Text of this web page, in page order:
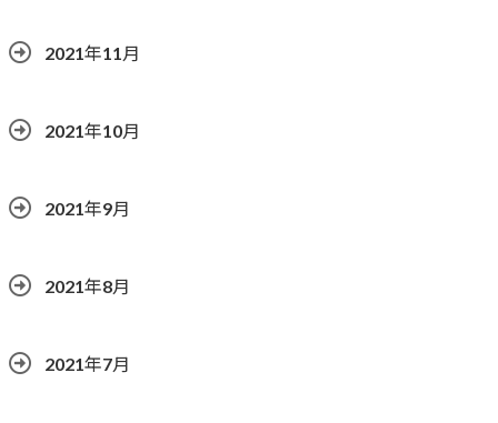
2021年11月
2021年10月
2021年9月
2021年8月
2021年7月